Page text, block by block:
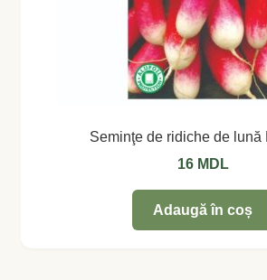
Seminţe de ridiche de lună
16 MDL
Adaugă în coș